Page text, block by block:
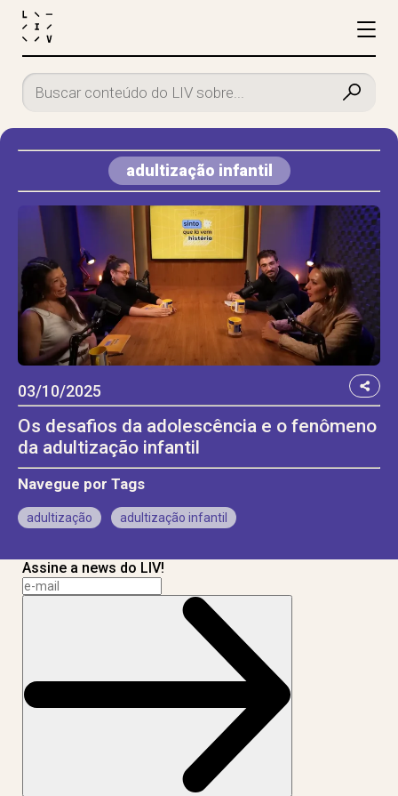
adultização infantil
03/10/2025
Os desafios da adolescência e o fenômeno
da adultização infantil
Navegue por Tags
adultização adultização infantil
Assine a news do LIV!